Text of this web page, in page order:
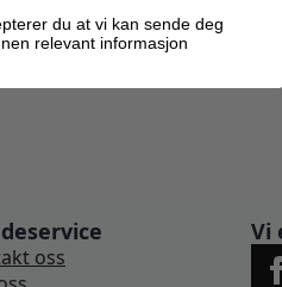
oss
Vi
du at vi kan sende deg
relevant informasjon